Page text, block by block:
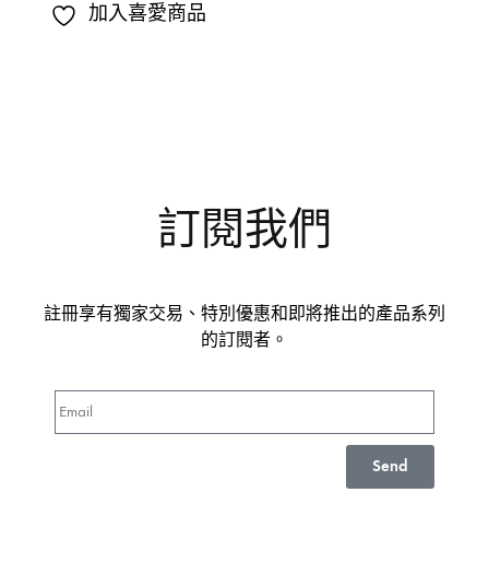
加入喜愛商品
訂閱我們
註冊享有獨家交易、特別優惠和即將推出的產品系列
的訂閱者。
Send